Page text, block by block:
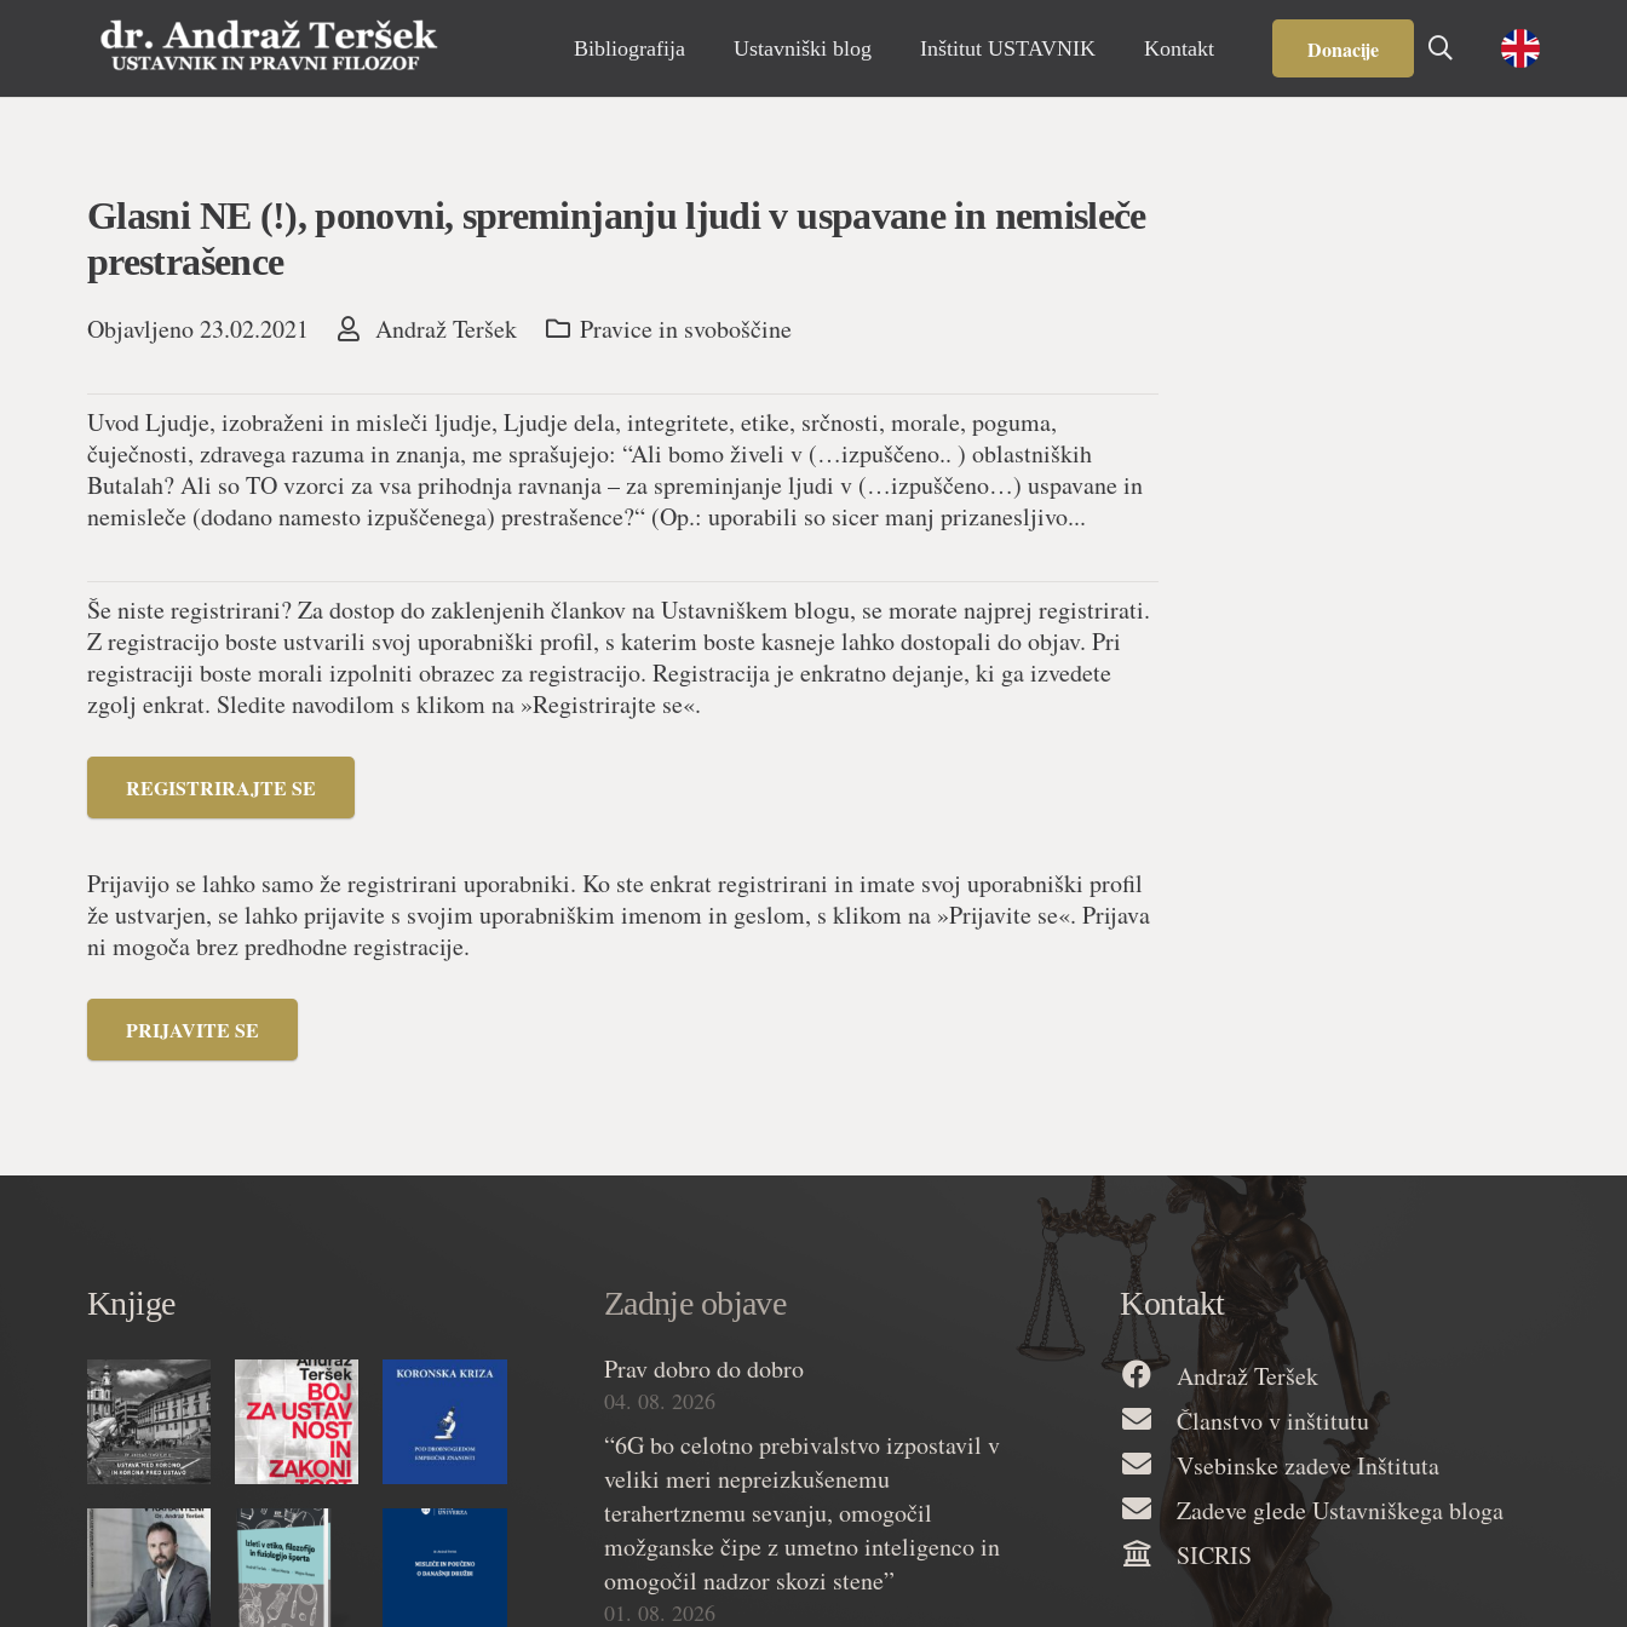
Bibliografija Ustavniški blog Inštitut USTAVNIK Kontakt Donacije
Glasni NE (!), ponovni, spreminjanju ljudi v uspavane in nemisleče
prestrašence
Objavljeno23.02.2021 Andraž Teršek Pravice in svoboščine
Uvod Ljudje, izobraženi in misleči ljudje, Ljudje dela, integritete, etike, srčnosti, morale, poguma,
čuječnosti, zdravega razuma in znanja, me sprašujejo: “Ali bomo živeli v (…izpuščeno.. ) oblastniških
Butalah? Ali so TO vzorci za vsa prihodnja ravnanja – za spreminjanje ljudi v (…izpuščeno…) uspavane in
nemisleče (dodano namesto izpuščenega) prestrašence?“ (Op.: uporabili so sicer manj prizanesljivo...
Še niste registrirani? Za dostop do zaklenjenih člankov na Ustavniškem blogu, se morate najprej registrirati.
Z registracijo boste ustvarili svoj uporabniški profil, s katerim boste kasneje lahko dostopali do objav. Pri
registraciji boste morali izpolniti obrazec za registracijo. Registracija je enkratno dejanje, ki ga izvedete
zgolj enkrat. Sledite navodilom s klikom na »Registrirajte se«.
REGISTRIRAJTE SE
Prijavijo se lahko samo že registrirani uporabniki. Ko ste enkrat registrirani in imate svoj uporabniški profil
že ustvarjen, se lahko prijavite s svojim uporabniškim imenom in geslom, s klikom na »Prijavite se«. Prijava
ni mogoča brez predhodne registracije.
PRIJAVITE SE
Knjige Zadnje objave
Prav dobro do dobro
04. 08. 2026
“6G bo celotno prebivalstvo izpostavil v
veliki meri nepreizkušenemu
terahertznemu sevanju, omogočil
možganske čipe z umetno inteligenco in
omogočil nadzor skozi stene”
01. 08. 2026
Kontakt
Andraž Teršek
Članstvo v inštitutu
Vsebinske zadeve Inštituta
Zadeve glede Ustavniškega bloga
SICRIS